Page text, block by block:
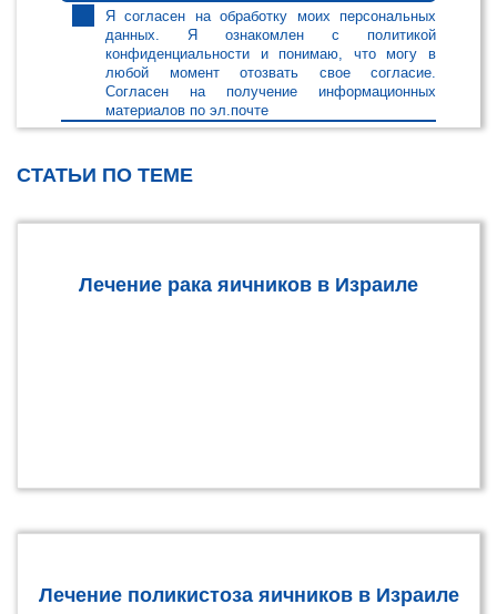
Я согласен на обработку моих персональных
данных. Я ознакомлен с политикой
конфиденциальности и понимаю, что могу в
любой момент отозвать свое согласие.
Согласен на получение информационных
материалов по эл.почте
СТАТЬИ ПО ТЕМЕ
Лечение рака яичников в Израиле
Лечение поликистоза яичников в Израиле